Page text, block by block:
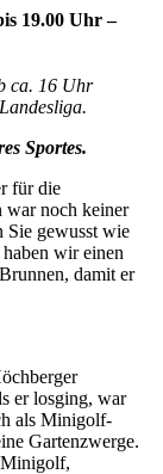
19.00 Uhr –
ca. 16 Uhr
Sportes.
für die
war noch keiner
Sie gewusst wie
wir einen
damit er
er losging, war
als Minigolf-
Gartenzwerge.